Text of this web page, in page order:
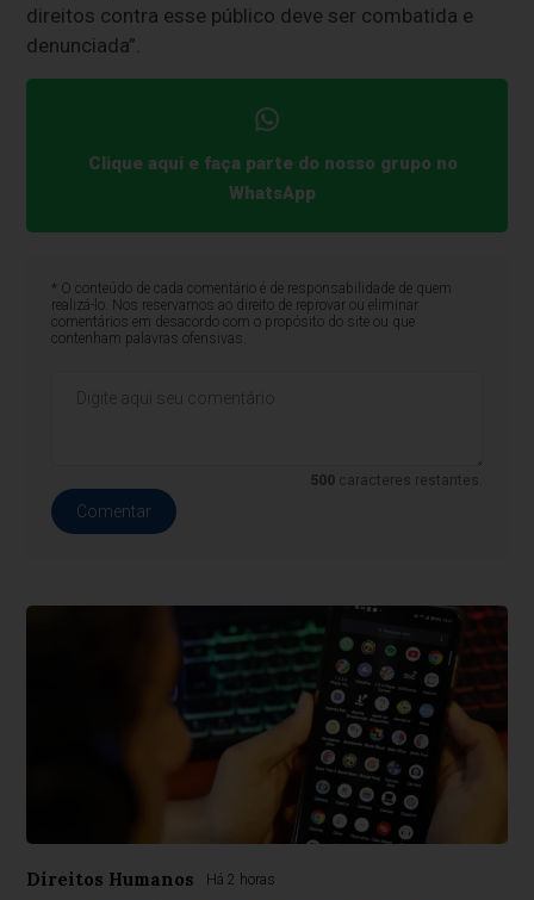
direitos contra esse público deve ser combatida e
denunciada”.
Clique aqui e faça parte do nosso grupo no
WhatsApp
* O conteúdo de cada comentário é de responsabilidade de quem
realizá-lo. Nos reservamos ao direito de reprovar ou eliminar
comentários em desacordo com o propósito do site ou que
contenham palavras ofensivas.
500 caracteres restantes.
Comentar
Direitos Humanos Há 2 horas